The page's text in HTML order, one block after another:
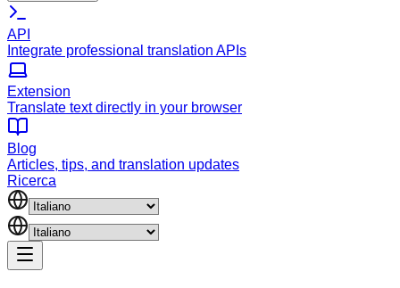
API
Integrate professional translation APIs
Extension
Translate text directly in your browser
Blog
Articles, tips, and translation updates
Ricerca